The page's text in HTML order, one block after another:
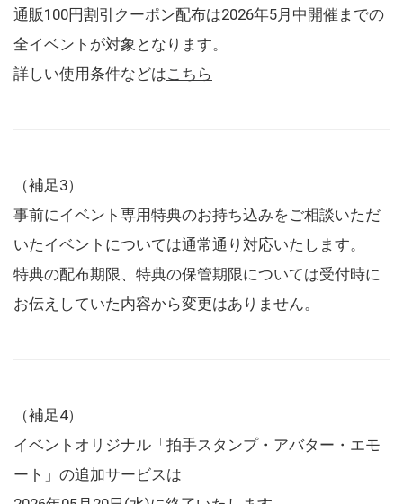
通販100円割引クーポン配布は2026年5月中開催までの
全イベントが対象となります。
詳しい使用条件などはこちら
（補足3）
事前にイベント専用特典のお持ち込みをご相談いただ
いたイベントについては通常通り対応いたします。
特典の配布期限、特典の保管期限については受付時に
お伝えしていた内容から変更はありません。
（補足4）
イベントオリジナル「拍手スタンプ・アバター・エモ
ート」の追加サービスは